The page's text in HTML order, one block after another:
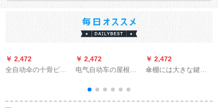
￥ 2,472
全自动伞の十骨ビジ
を补强します。三つ
￥ 2,472
电气自动车の屋根の
ドの日よけ伞の幅を
大きする。スクラバ
￥ 2,472
傘棚には大きな鍵が
机です。傘立て会社